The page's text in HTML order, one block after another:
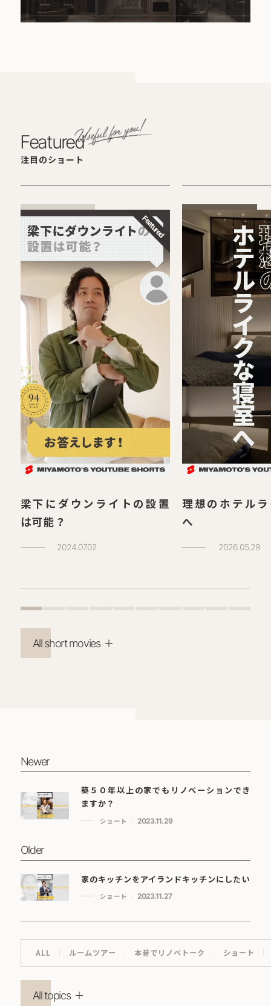
Featured
注目のショート
梁下にダウンライトの設置
は可能？
2024.07.02
理想のホテル
へ
2026.05.29
All short movies
Newer
築５０年以上の家でもリノベーションでき
ますか？
ショート 2023.11.29
Older
家のキッチンをアイランドキッチンにしたい
ショート 2023.11.27
ALL ルームツアー 本音でリノベトーク ショート
All topics